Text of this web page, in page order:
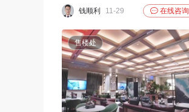
钱顺利 11-29  在线咨询
售楼处